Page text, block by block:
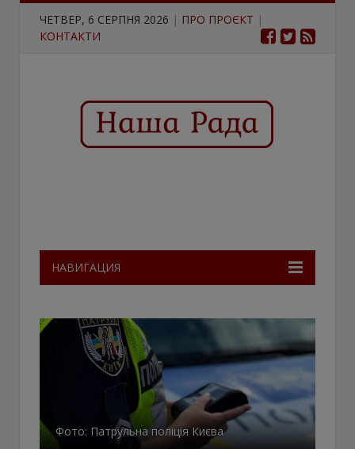
ЧЕТВЕР, 6 СЕРПНЯ 2026 | ПРО ПРОЄКТ |
КОНТАКТИ
НАВИГАЦИЯ
Фото: Патрульна поліція Києва